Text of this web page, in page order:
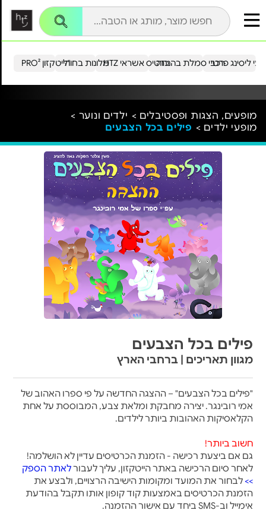
הייטקזון PRO²מלונות בחו"ל כרטיס אשראי HTZ ליסינג פרטירכבי סמלת בהנחה
מופעים, הצגות ופסטיבלים > ילדים ונוער >
מופעי ילדים > פילים בכל הצבעים
פילים בכל הצבעים
מגוון תאריכים | ברחבי הארץ
"פילים בכל הצבעים" – ההצגה החדשה על פי ספרו האהוב של
אמי רובינגר. יצירה מחבקת ומלאת צבע, המבוססת על אחת
הקלאסיקות האהובות ביותר לילדים.
חשוב ביותר!
גם אם ביצעת רכישה - הזמנת הכרטיסים עדיין לא הושלמה!
לאחר סיום הרכישה באתר הייטקזון, עליך לעבורלאתר הספק
>>לבחור את המועד ומקומות הישיבה הרצויים, ולבצע את
הזמנת הכרטיסים באמצעות קוד קופון אותו תקבל בהודעת
אימייל וב-SMS ביחד עם אישור ההזמנה.